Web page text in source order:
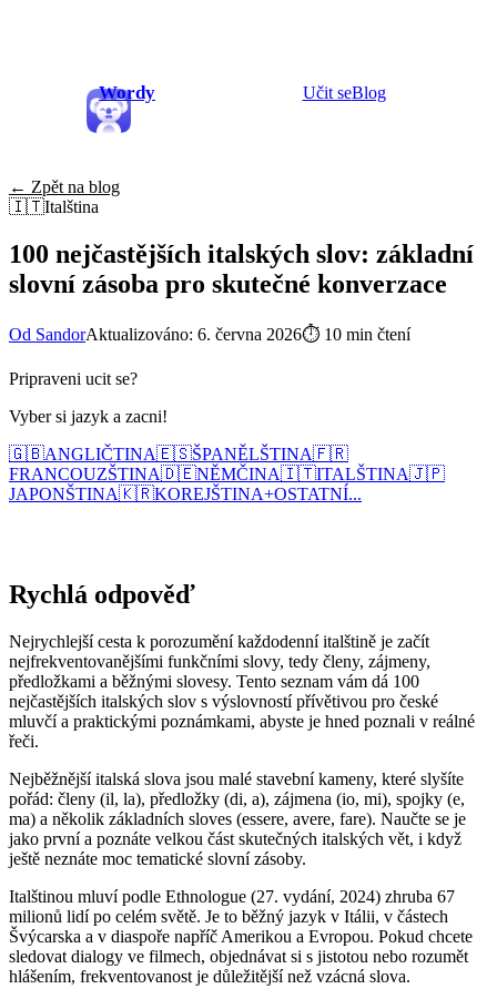
Wordy Učit seBlog
← Zpět na blog
🇮🇹Italština
100 nejčastějších italských slov: základní
slovní zásoba pro skutečné konverzace
Od SandorAktualizováno: 6. června 2026⏱ 10 min čtení
Pripraveni ucit se?
Vyber si jazyk a zacni!
🇬🇧ANGLIČTINA🇪🇸ŠPANĚLŠTINA🇫🇷
FRANCOUZŠTINA🇩🇪NĚMČINA🇮🇹ITALŠTINA🇯🇵
JAPONŠTINA🇰🇷KOREJŠTINA+OSTATNÍ...
Rychlá odpověď
Nejrychlejší cesta k porozumění každodenní italštině je začít
nejfrekventovanějšími funkčními slovy, tedy členy, zájmeny,
předložkami a běžnými slovesy. Tento seznam vám dá 100
nejčastějších italských slov s výslovností přívětivou pro české
mluvčí a praktickými poznámkami, abyste je hned poznali v reálné
řeči.
Nejběžnější italská slova jsou malé stavební kameny, které slyšíte
pořád: členy (il, la), předložky (di, a), zájmena (io, mi), spojky (e,
ma) a několik základních sloves (essere, avere, fare). Naučte se je
jako první a poznáte velkou část skutečných italských vět, i když
ještě neznáte moc tematické slovní zásoby.
Italštinou mluví podle Ethnologue (27. vydání, 2024) zhruba 67
milionů lidí po celém světě. Je to běžný jazyk v Itálii, v částech
Švýcarska a v diaspoře napříč Amerikou a Evropou. Pokud chcete
sledovat dialogy ve filmech, objednávat si s jistotou nebo rozumět
hlášením, frekventovanost je důležitější než vzácná slova.